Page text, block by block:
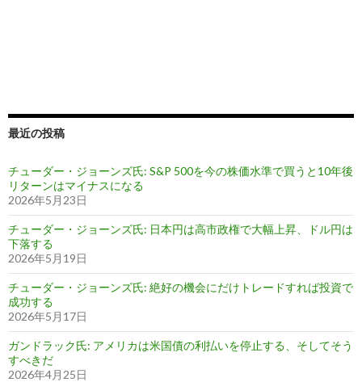
最近の投稿
チューダー・ジョーンズ氏: S&P 500を今の株価水準で買うと10年後
リターンはマイナスになる
2026年5月23日
チューダー・ジョーンズ氏: 日本円は高市政権で大幅上昇、ドル円は
下落する
2026年5月19日
チューダー・ジョーンズ氏: 絶好の機会にだけトレードすれば投資で
成功する
2026年5月17日
ガンドラック氏: アメリカは米国債の利払いを停止する、そしてそう
すべきだ
2026年4月25日